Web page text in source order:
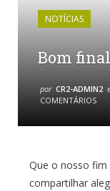
NOTÍCIAS
Bom
por CR2-ADMIN2
COMENTÁRIOS
Que o nosso fim
compartilhar